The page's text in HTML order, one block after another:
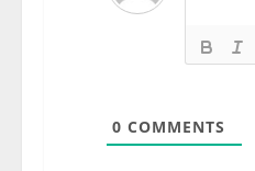
0 COMMENTS